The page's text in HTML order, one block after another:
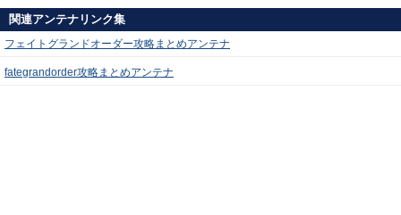
関連アンテナリンク集
フェイトグランドオーダー攻略まとめアンテナ
fategrandorder攻略まとめアンテナ